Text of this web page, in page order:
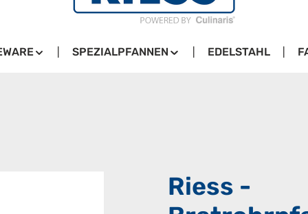
SPEZIALPFANNEN EDELSTAHL
Riess -